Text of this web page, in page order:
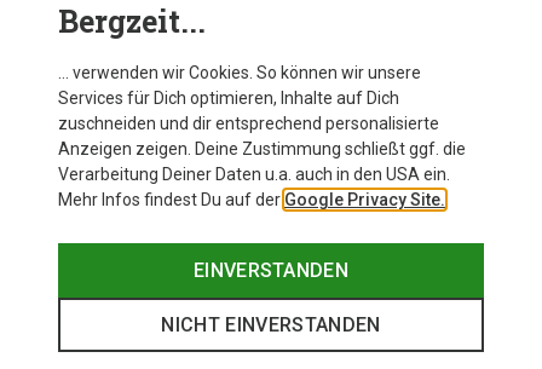
Du sparst 35%
Black Diamond
Damen Circuit Tank
41,27 €
Bergzeit...
… verwenden wir Cookies. So können wir unsere
Services für Dich optimieren, Inhalte auf Dich
zuschneiden und dir entsprechend personalisierte
Anzeigen zeigen. Deine Zustimmung schließt ggf. die
Verarbeitung Deiner Daten u.a. auch in den USA ein.
Mehr Infos findest Du auf der Google Privacy Site.
EINVERSTANDEN
NICHT EINVERSTANDEN